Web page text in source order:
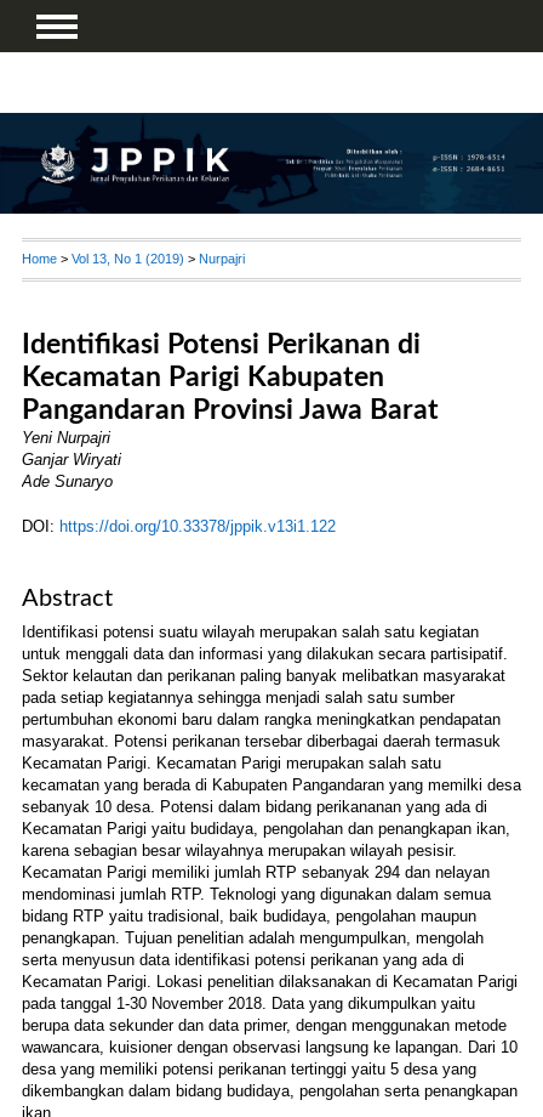
Home> Vol 13, No 1 (2019) > Nurpajri
Identifikasi Potensi Perikanan di
Kecamatan Parigi Kabupaten
Pangandaran Provinsi Jawa Barat
Yeni Nurpajri
Ganjar Wiryati
Ade Sunaryo
DOI: https://doi.org/10.33378/jppik.v13i1.122
Abstract
Identifikasi potensi suatu wilayah merupakan salah satu kegiatan
untuk menggali data dan informasi yang dilakukan secara partisipatif.
Sektor kelautan dan perikanan paling banyak melibatkan masyarakat
pada setiap kegiatannya sehingga menjadi salah satu sumber
pertumbuhan ekonomi baru dalam rangka meningkatkan pendapatan
masyarakat. Potensi perikanan tersebar diberbagai daerah termasuk
Kecamatan Parigi. Kecamatan Parigi merupakan salah satu
kecamatan yang berada di Kabupaten Pangandaran yang memilki desa
sebanyak 10 desa. Potensi dalam bidang perikananan yang ada di
Kecamatan Parigi yaitu budidaya, pengolahan dan penangkapan ikan,
karena sebagian besar wilayahnya merupakan wilayah pesisir.
Kecamatan Parigi memiliki jumlah RTP sebanyak 294 dan nelayan
mendominasi jumlah RTP. Teknologi yang digunakan dalam semua
bidang RTP yaitu tradisional, baik budidaya, pengolahan maupun
penangkapan. Tujuan penelitian adalah mengumpulkan, mengolah
serta menyusun data identifikasi potensi perikanan yang ada di
Kecamatan Parigi. Lokasi penelitian dilaksanakan di Kecamatan Parigi
pada tanggal 1-30 November 2018. Data yang dikumpulkan yaitu
berupa data sekunder dan data primer, dengan menggunakan metode
wawancara, kuisioner dengan observasi langsung ke lapangan. Dari 10
desa yang memiliki potensi perikanan tertinggi yaitu 5 desa yang
dikembangkan dalam bidang budidaya, pengolahan serta penangkapan
ikan.